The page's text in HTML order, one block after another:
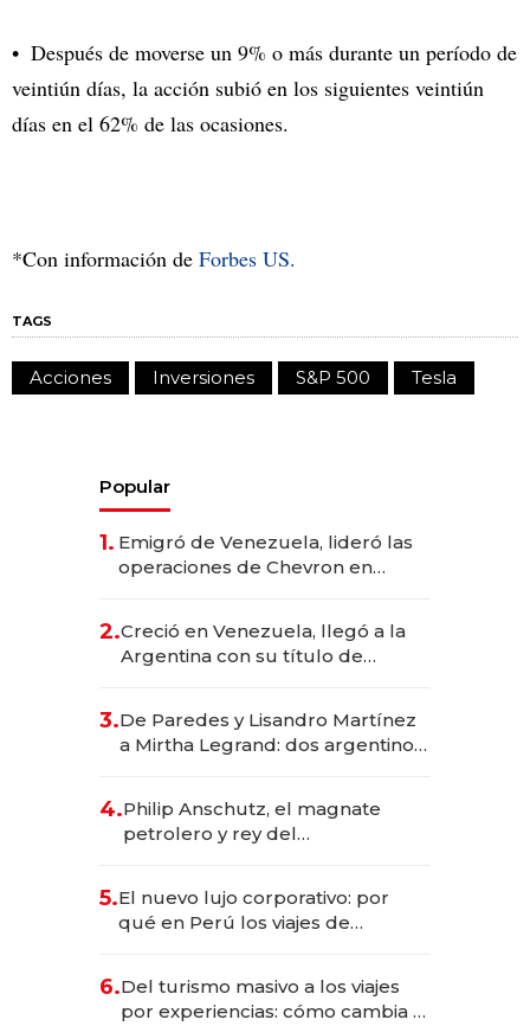
Después de moverse un 9% o más durante un período de
veintiún días, la acción subió en los siguientes veintiún
días en el 62% de las ocasiones.
*Con información de Forbes US.
TAGS
Acciones Inversiones S&P 500 Tesla
Popular
1. Emigró de Venezuela, lideró las
operaciones de Chevron en
2.Creció en Venezuela, llegó a la
Argentina con su título de
las marcas "fast premium"
3.De Paredes y Lisandro Martínez
a Mirtha Legrand: dos argentinos
4.Philip Anschutz, el magnate
petrolero y rey del
Fénix
5.El nuevo lujo corporativo: por
qué en Perú los viajes de
transformadoras
6.Del turismo masivo a los viajes
por experiencias: cómo cambia el